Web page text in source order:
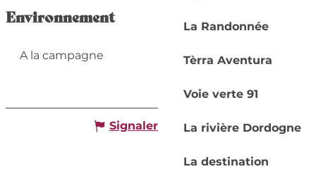
La Randonnée
Tèrra Aventura
Voie verte 91
La rivière Dordogne
La destination
Environnement
A la campagne
Signaler une erreur